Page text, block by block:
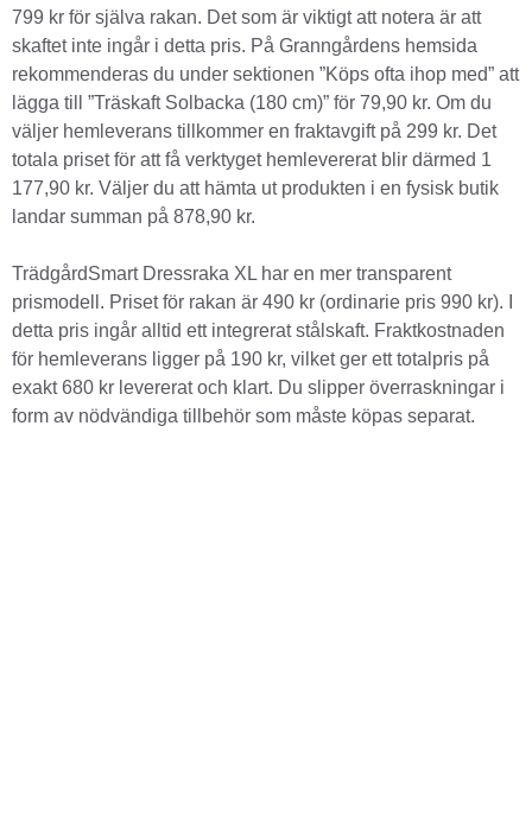
799 kr för själva rakan. Det som är viktigt att notera är att
skaftet inte ingår i detta pris. På Granngårdens hemsida
rekommenderas du under sektionen ”Köps ofta ihop med” att
lägga till ”Träskaft Solbacka (180 cm)” för 79,90 kr. Om du
väljer hemleverans tillkommer en fraktavgift på 299 kr. Det
totala priset för att få verktyget hemlevererat blir därmed 1
177,90 kr. Väljer du att hämta ut produkten i en fysisk butik
landar summan på 878,90 kr.
TrädgårdSmart Dressraka XL har en mer transparent
prismodell. Priset för rakan är 490 kr (ordinarie pris 990 kr). I
detta pris ingår alltid ett integrerat stålskaft. Fraktkostnaden
för hemleverans ligger på 190 kr, vilket ger ett totalpris på
exakt 680 kr levererat och klart. Du slipper överraskningar i
form av nödvändiga tillbehör som måste köpas separat.